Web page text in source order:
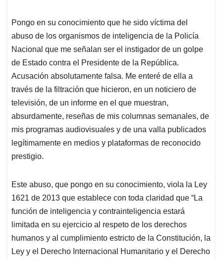
Pongo en su conocimiento que he sido víctima del
abuso de los organismos de inteligencia de la Policía
Nacional que me señalan ser el instigador de un golpe
de Estado contra el Presidente de la República.
Acusación absolutamente falsa. Me enteré de ella a
través de la filtración que hicieron, en un noticiero de
televisión, de un informe en el que muestran,
absurdamente, reseñas de mis columnas semanales, de
mis programas audiovisuales y de una valla publicados
legítimamente en medios y plataformas de reconocido
prestigio.
Este abuso, que pongo en su conocimiento, viola la Ley
1621 de 2013 que establece con toda claridad que “La
función de inteligencia y contrainteligencia estará
limitada en su ejercicio al respeto de los derechos
humanos y al cumplimiento estricto de la Constitución, la
Ley y el Derecho Internacional Humanitario y el Derecho